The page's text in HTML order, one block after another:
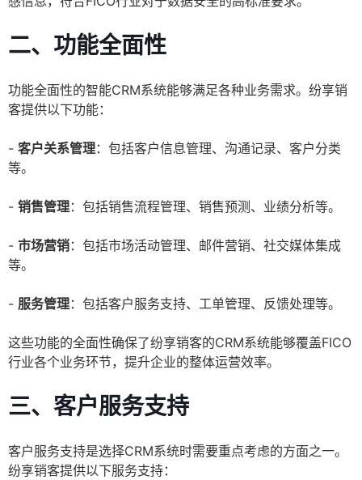
二、功能全面性
功能全面性的智能CRM系统能够满足各种业务需求。纷享销
客提供以下功能：
- 客户关系管理：包括客户信息管理、沟通记录、客户分类
等。
- 销售管理：包括销售流程管理、销售预测、业绩分析等。
- 市场营销：包括市场活动管理、邮件营销、社交媒体集成
等。
- 服务管理：包括客户服务支持、工单管理、反馈处理等。
这些功能的全面性确保了纷享销客的CRM系统能够覆盖FICO
行业各个业务环节，提升企业的整体运营效率。
三、客户服务支持
客户服务支持是选择CRM系统时需要重点考虑的方面之一。
纷享销客提供以下服务支持：